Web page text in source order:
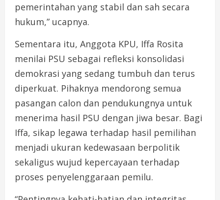
pemerintahan yang stabil dan sah secara
hukum,” ucapnya.
Sementara itu, Anggota KPU, Iffa Rosita
menilai PSU sebagai refleksi konsolidasi
demokrasi yang sedang tumbuh dan terus
diperkuat. Pihaknya mendorong semua
pasangan calon dan pendukungnya untuk
menerima hasil PSU dengan jiwa besar. Bagi
Iffa, sikap legawa terhadap hasil pemilihan
menjadi ukuran kedewasaan berpolitik
sekaligus wujud kepercayaan terhadap
proses penyelenggaraan pemilu.